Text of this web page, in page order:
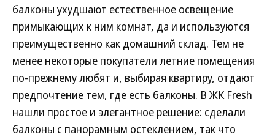
балконы ухудшают естественное освещение
примыкающих к ним комнат, да и используются
преимущественно как домашний склад. Тем не
менее некоторые покупатели летние помещения
по-прежнему любят и, выбирая квартиру, отдают
предпочтение тем, где есть балконы. В ЖК Fresh
нашли простое и элегантное решение: сделали
балконы с панорамным остеклением, так что